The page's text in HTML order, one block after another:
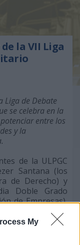
My
la VII Liga
Liga de Debate
se celebra en la
entre los
y la
de la ULPGC
Santana (los
de Derecho) y
Doble Grado
de Empresas),
han sido los
ULPGC de
del Consejo